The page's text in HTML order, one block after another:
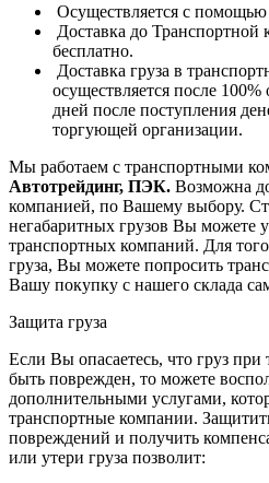
Осуществляется с
Доставка до Транспортной
бесплатно.
Доставка груза в
осуществляется после
дней после поступления
торгующей организации.
Мы работаем с транспортными
Автотрейдинг, ПЭК. Возможна
компанией, по Вашему выбору.
негабаритных грузов Вы можете
транспортных компаний. Для
груза, Вы можете попросить
Вашу покупку с нашего склада
Защита груза
Если Вы опасаетесь, что груз
быть поврежден, то можете
дополнительными услугами,
транспортные компании.
повреждений и получить
или утери груза позволит: